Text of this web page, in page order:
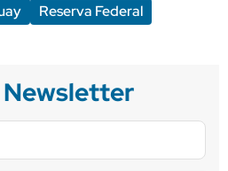
Reserva Federal